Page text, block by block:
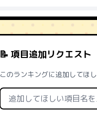
📝 項目追加リクエスト
このランキングに追加してほ